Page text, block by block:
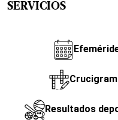
SERVICIOS
Resultados